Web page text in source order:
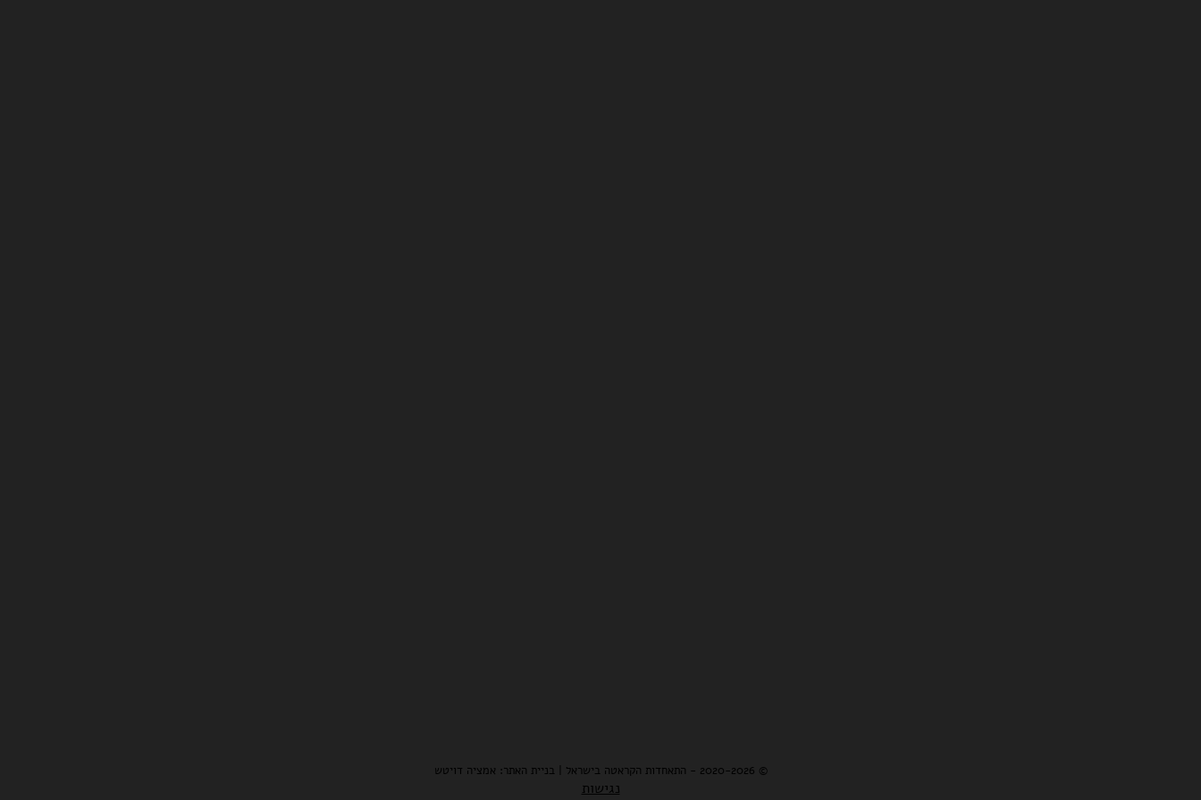
© 2020-2026 - התאחדות הקראטה בישראל | בניית האתר: אמציה דויטש
נגישות